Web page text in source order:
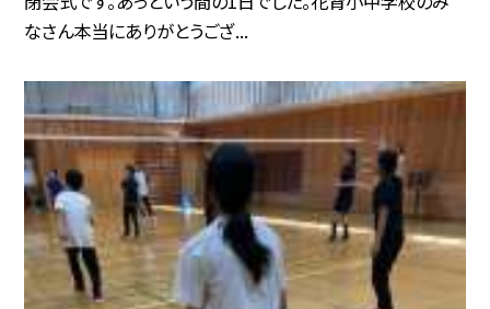
なさん本当にありがとうござ...